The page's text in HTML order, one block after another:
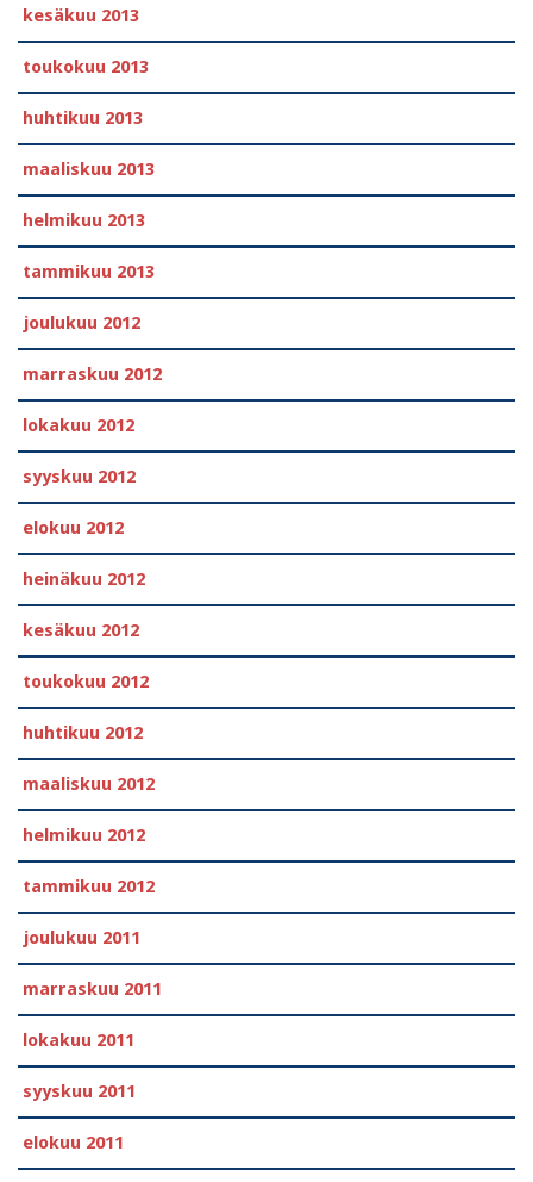
kesäkuu 2013
toukokuu 2013
huhtikuu 2013
maaliskuu 2013
helmikuu 2013
tammikuu 2013
joulukuu 2012
marraskuu 2012
lokakuu 2012
syyskuu 2012
elokuu 2012
heinäkuu 2012
kesäkuu 2012
toukokuu 2012
huhtikuu 2012
maaliskuu 2012
helmikuu 2012
tammikuu 2012
joulukuu 2011
marraskuu 2011
lokakuu 2011
syyskuu 2011
elokuu 2011